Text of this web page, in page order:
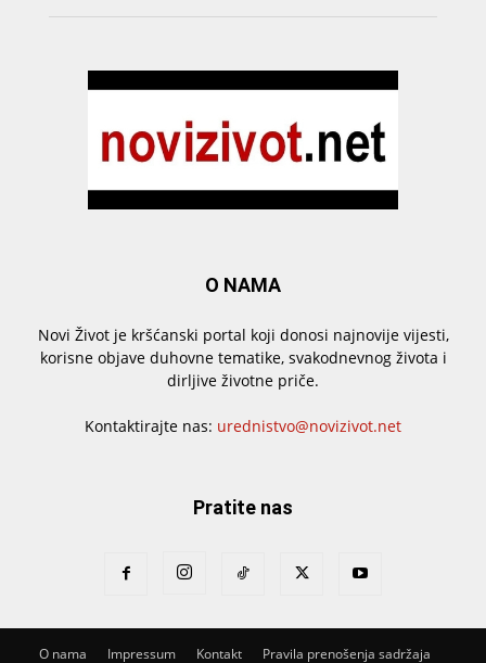
O NAMA
Novi Život je kršćanski portal koji donosi najnovije vijesti,
korisne objave duhovne tematike, svakodnevnog života i
dirljive životne priče.
Kontaktirajte nas: urednistvo@novizivot.net
Pratite nas
O nama Impressum Kontakt Pravila prenošenja sadržaja